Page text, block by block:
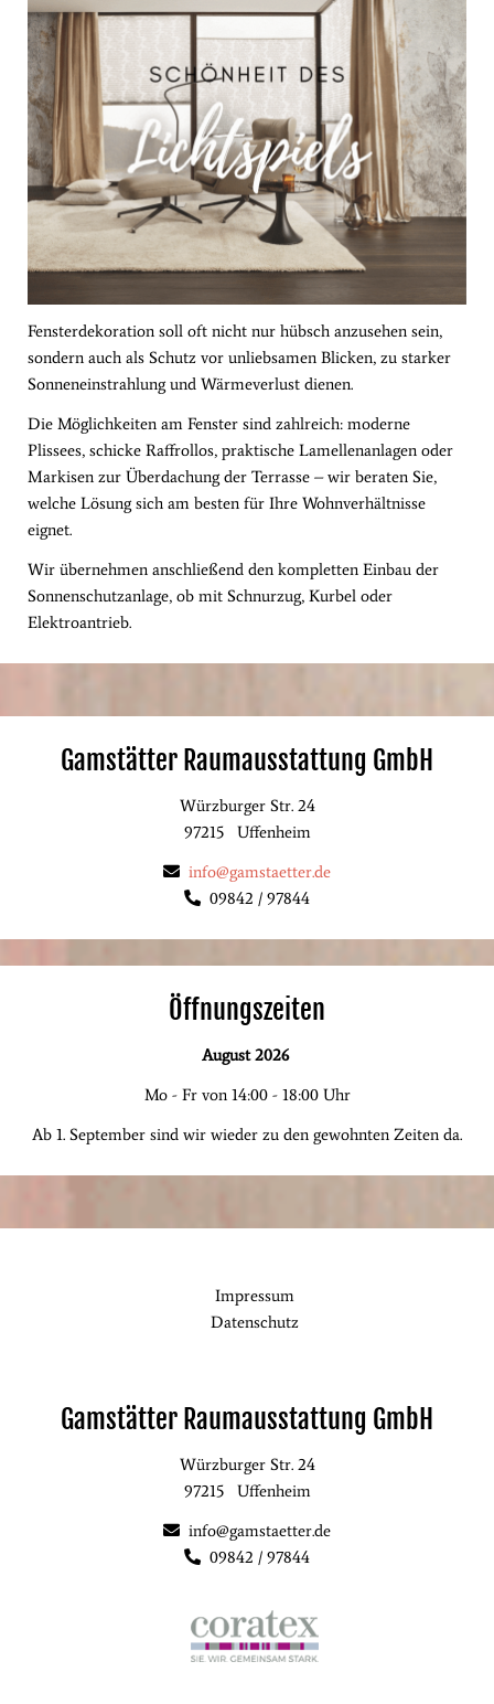
Fensterdekoration soll oft nicht nur hübsch anzusehen sein,
sondern auch als Schutz vor unliebsamen Blicken, zu starker
Sonneneinstrahlung und Wärmeverlust dienen.
Die Möglichkeiten am Fenster sind zahlreich: moderne
Plissees, schicke Raffrollos, praktische Lamellenanlagen oder
Markisen zur Überdachung der Terrasse – wir beraten Sie,
welche Lösung sich am besten für Ihre Wohnverhältnisse
eignet.
Wir übernehmen anschließend den kompletten Einbau der
Sonnenschutzanlage, ob mit Schnurzug, Kurbel oder
Elektroantrieb.
Gamstätter Raumausstattung GmbH
Würzburger Str. 24
97215
Uffenheim
info@gamstaetter.de
09842 / 97844
Öffnungszeiten
August 2026
Mo - Fr von 14:00 - 18:00 Uhr
Ab 1. September sind wir wieder zu den gewohnten Zeiten da.
Impressum
Datenschutz
Gamstätter Raumausstattung GmbH
Würzburger Str. 24
97215
Uffenheim
info@gamstaetter.de
09842 / 97844